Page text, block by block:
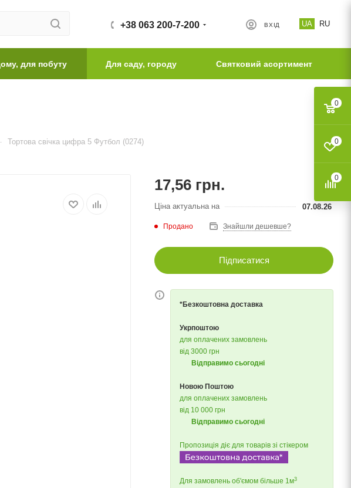
UA RU
ВХІД
+38 063 200-7-200
для побуту Для саду, городу Святковий асортимент
Тортова свічка цифра 5 Футбол (0274)
17,56 грн.
Ціна актуальна на 07.08.26
Продано Знайшли дешевше?
Підписатися
*Безкоштовна доставка
Укрпоштою
для оплачених замовлень
від 3000 грн
Відправимо сьогодні
Новою Поштою
для оплачених замовлень
від 10 000 грн
Відправимо сьогодні
Пропозиція діє для товарів зі стікером
Для замовлень об'ємом більше 1м3
0
0
0